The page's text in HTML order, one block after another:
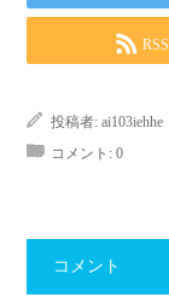
RSS
投稿者: ai103iehhe
コメント: 0
コメント